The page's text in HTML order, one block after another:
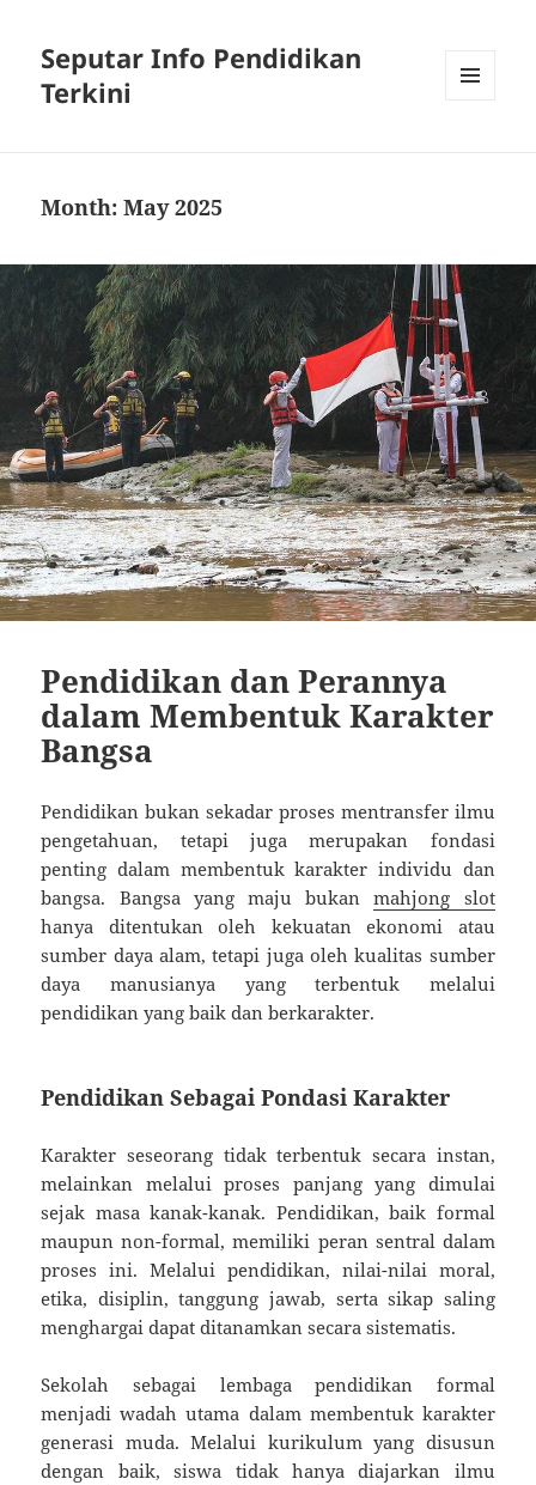
Seputar Info Pendidikan
Terkini
Month:May 2025
Pendidikan dan Perannya
dalam Membentuk Karakter
Bangsa
Pendidikan bukan sekadar proses mentransfer ilmu
pengetahuan, tetapi juga merupakan fondasi
penting dalam membentuk karakter individu dan
bangsa. Bangsa yang maju bukanmahjong slot
hanya ditentukan oleh kekuatan ekonomi atau
sumber daya alam, tetapi juga oleh kualitas sumber
daya manusianya yang terbentuk melalui
pendidikan yang baik dan berkarakter.
Pendidikan Sebagai Pondasi Karakter
Karakter seseorang tidak terbentuk secara instan,
melainkan melalui proses panjang yang dimulai
sejak masa kanak-kanak. Pendidikan, baik formal
maupun non-formal, memiliki peran sentral dalam
proses ini. Melalui pendidikan, nilai-nilai moral,
etika, disiplin, tanggung jawab, serta sikap saling
menghargai dapat ditanamkan secara sistematis.
Sekolah sebagai lembaga pendidikan formal
menjadi wadah utama dalam membentuk karakter
generasi muda. Melalui kurikulum yang disusun
dengan baik, siswa tidak hanya diajarkan ilmu